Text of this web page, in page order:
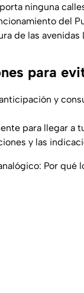
ninguna
del
de las avenidas
para
y
para llegar a
y las
Por qué